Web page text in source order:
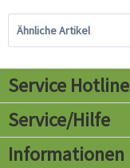
Ähnliche Artikel
Service Hotline
Service/Hilfe
Informationen